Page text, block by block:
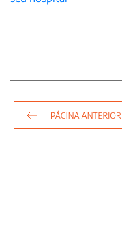
Navegação